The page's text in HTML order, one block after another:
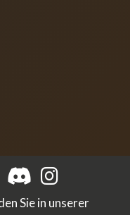
Sie in unserer